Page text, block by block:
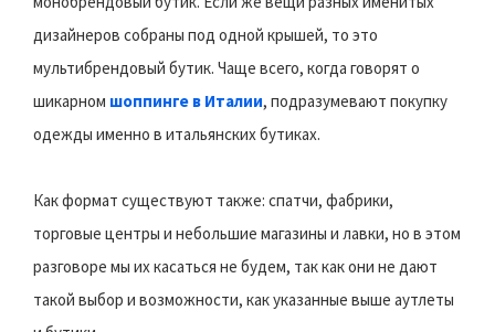
дизайнеров собраны под одной крышей, то это
мультибрендовый бутик. Чаще всего, когда говорят о
шикарном шоппинге в Италии, подразумевают покупку
одежды именно в итальянских бутиках.
Как формат существуют также: спатчи, фабрики,
торговые центры и небольшие магазины и лавки, но в этом
разговоре мы их касаться не будем, так как они не дают
такой выбор и возможности, как указанные выше аутлеты